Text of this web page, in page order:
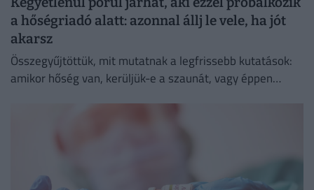
a hőségriadó alatt: azonnal állj le vele, ha jót
akarsz
Összegyűjtöttük, mit mutatnak a legfrissebb kutatások:
amikor hőség van, kerüljük-e a szaunát, vagy éppen